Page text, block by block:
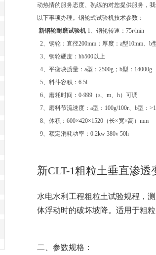
动热情的服务态度、熟练的对您提供服务，
以下事项办理。钢轮式试验机技术参数：
新钢轮耐磨试验机1、钢轮转速：75r/min
2、钢轮：直径200mm；厚度：a型10mm、b
3、钢轮硬度：hb500以上
4、平衡块质量：a型：2500g；b型：14000g
5、料斗容积：6.5l
6、磨耗时间：0-999（s、m、h）可调
7、磨料节流速度：a型：100g/100r、b型：
8、体积：600×420×1520（长×宽×高）mm
9、额定消耗功率：0.2kw 380v 50h
新CLT-1粗粒土垂直渗
水电水利工程粗粒土试验规程，
体浮动时的破坏坡降。适用于粗
二、参数规格：